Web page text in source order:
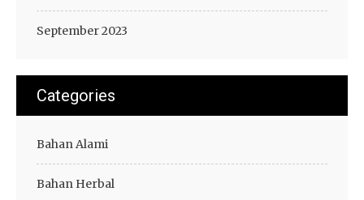
September 2023
Categories
Bahan Alami
Bahan Herbal